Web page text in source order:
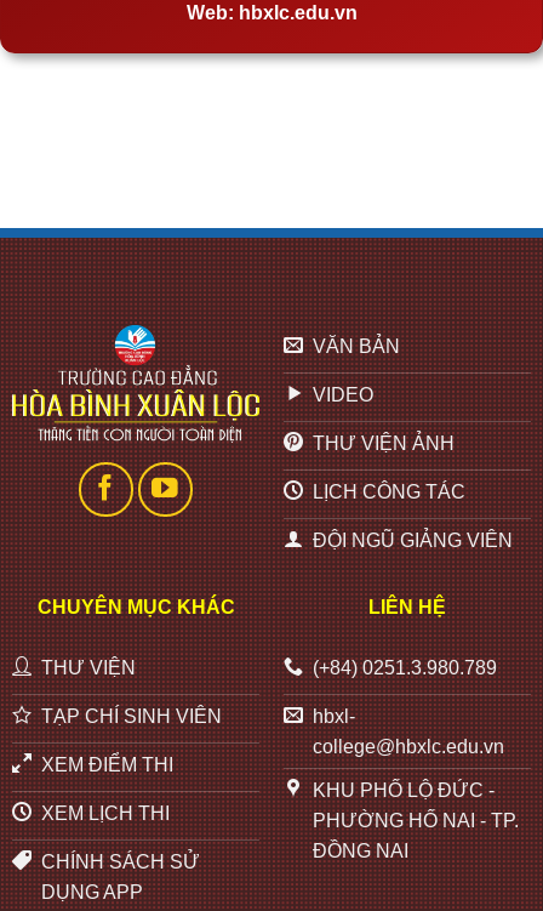
Web: hbxlc.edu.vn
VĂN BẢN
VIDEO
THƯ VIỆN ẢNH
LỊCH CÔNG TÁC
ĐỘI NGŨ GIẢNG VIÊN
CHUYÊN MỤC KHÁC
THƯ VIỆN
TẠP CHÍ SINH VIÊN
XEM ĐIỂM THI
XEM LỊCH THI
CHÍNH SÁCH SỬ
DỤNG APP
LIÊN HỆ
(+84) 0251.3.980.789
hbxl-
college@hbxlc.edu.vn
KHU PHỐ LỘ ĐỨC -
PHƯỜNG HỐ NAI - TP.
ĐỒNG NAI